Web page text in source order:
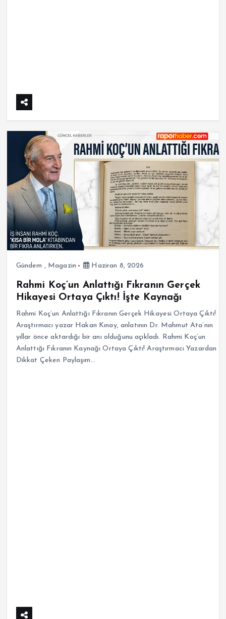
Gündem , Magazin Haziran 8, 2026
Rahmi Koç’un Anlattığı Fıkranın Gerçek
Hikayesi Ortaya Çıktı! İşte Kaynağı
Rahmi Koç’un Anlattığı Fıkranın Gerçek Hikayesi Ortaya Çıktı!
Araştırmacı yazar Hakan Kınay, anlatının Dr. Mahmut Ata’nın
yıllar önce aktardığı bir anı olduğunu açıkladı. Rahmi Koç’un
Anlattığı Fıkranın Kaynağı Ortaya Çıktı! Araştırmacı Yazardan
Dikkat Çeken Paylaşım…